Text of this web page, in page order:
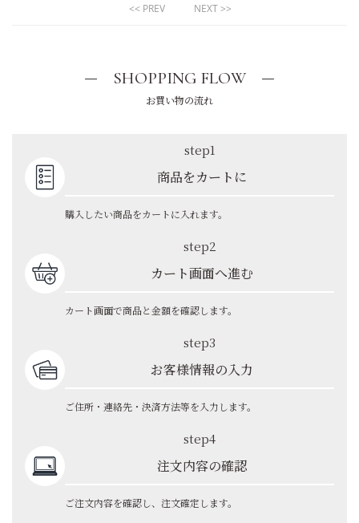
<< PREV NEXT >>
SHOPPING FLOW
お買い物の流れ
step1
商品をカートに
購入したい商品をカートに入れます。
step2
カート画面へ進む
カート画面で商品と金額を確認します。
step3
お客様情報の入力
ご住所・連絡先・決済方法等を入力します。
step4
注文内容の確認
ご注文内容を確認し、注文確定します。